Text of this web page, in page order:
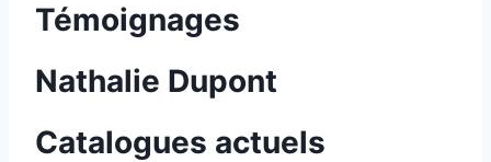
Témoignages
Nathalie Dupont
Catalogues actuels